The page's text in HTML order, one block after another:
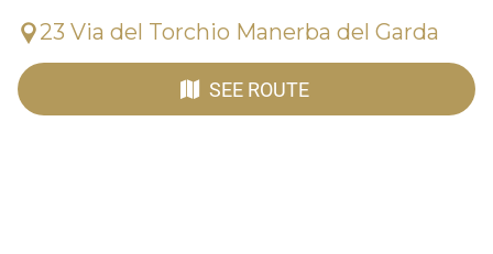
23 Via del Torchio Manerba del Garda
SEE ROUTE